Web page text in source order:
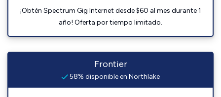
¡Obtén Spectrum Gig Internet desde $60 al mes durante 1
año! Oferta por tiempo limitado.
Frontier
58% disponible en Northlake